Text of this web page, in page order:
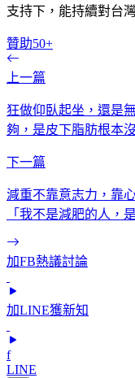
支持下，能持續對台
贊助50+
上一篇
狂做仰臥起坐，還是
夠，是皮下脂肪根本
下一篇
減重不靠意志力，靠
「我不是減肥的人，
加FB熱議討論
加LINE獲新知
f
LINE